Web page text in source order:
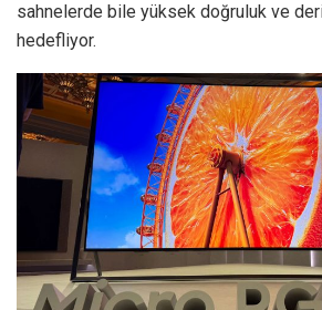
sahnelerde bile yüksek doğruluk ve
hedefliyor.